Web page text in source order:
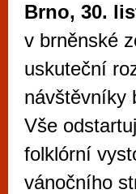
Brno, 30.
v brněnské
uskuteční
návštěvníky
Vše
folklórní
vánočního
Mimo jiné je
vyzkoušet
metropoli
po moderní
příležitostné